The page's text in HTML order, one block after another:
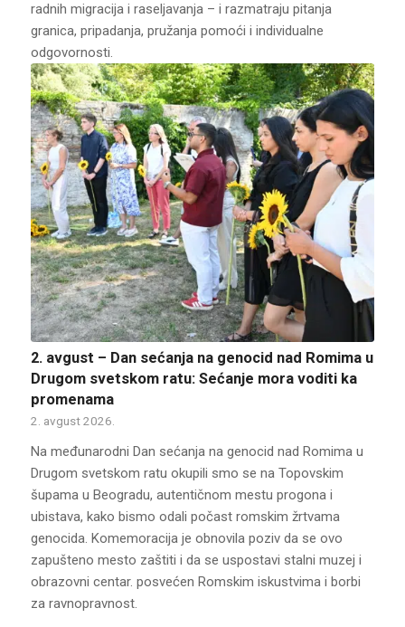
radnih migracija i raseljavanja – i razmatraju pitanja
granica, pripadanja, pružanja pomoći i individualne
odgovornosti.
2. avgust – Dan sećanja na genocid nad Romima u
Drugom svetskom ratu: Sećanje mora voditi ka
promenama
2. avgust 2026.
Na međunarodni Dan sećanja na genocid nad Romima u
Drugom svetskom ratu okupili smo se na Topovskim
šupama u Beogradu, autentičnom mestu progona i
ubistava, kako bismo odali počast romskim žrtvama
genocida. Komemoracija je obnovila poziv da se ovo
zapušteno mesto zaštiti i da se uspostavi stalni muzej i
obrazovni centar. posvećen Romskim iskustvima i borbi
za ravnopravnost.